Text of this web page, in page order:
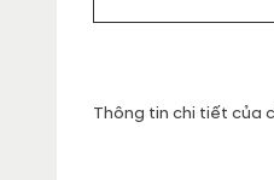
Thông tin chi tiết của